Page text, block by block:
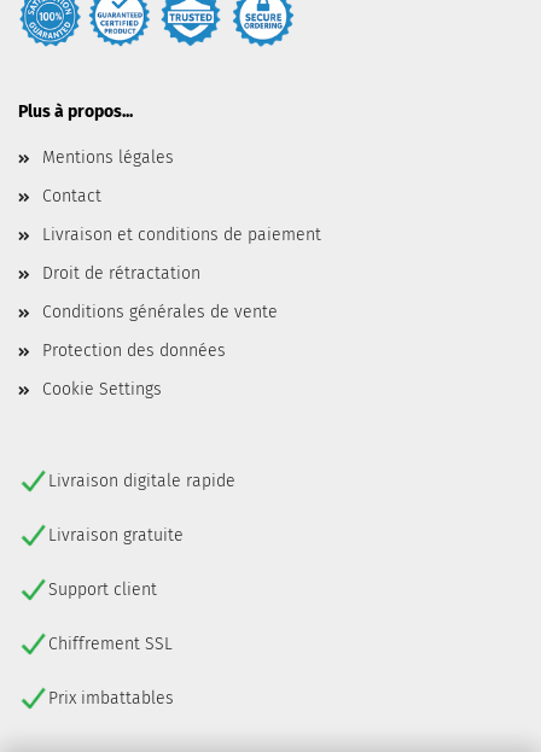
Plus à propos...
Mentions légales
Contact
Livraison et conditions de paiement
Droit de rétractation
Conditions générales de vente
Protection des données
Cookie Settings
Livraison digitale rapide
Livraison gratuite
Support client
Chiffrement SSL
Prix imbattables